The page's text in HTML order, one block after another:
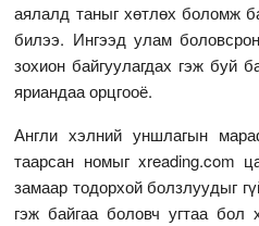
аялалд таныг хөтлөх боломж
билээ. Ингээд улам
зохион байгуулагдах гэж буй
яриандаа орцгооё.
Англи хэлний уншлагын
таарсан номыг xreading.com
замаар тодорхой болзлуудыг
гэж байгаа боловч угтаа